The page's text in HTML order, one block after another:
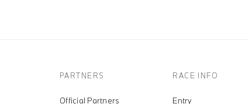
PARTNERS
Official Partners
RACE INFO
Entry